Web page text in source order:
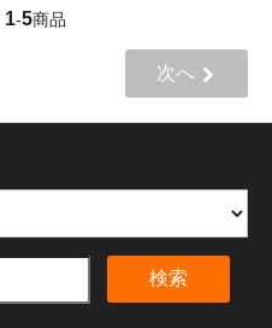
1-5商品
次へ
検索